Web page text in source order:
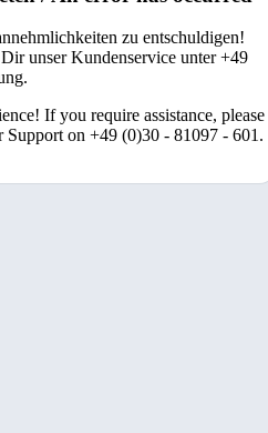
zu entschuldigen!
unser Kundenservice unter +49
If you require assistance, please
Support on +49 (0)30 - 81097 - 601.